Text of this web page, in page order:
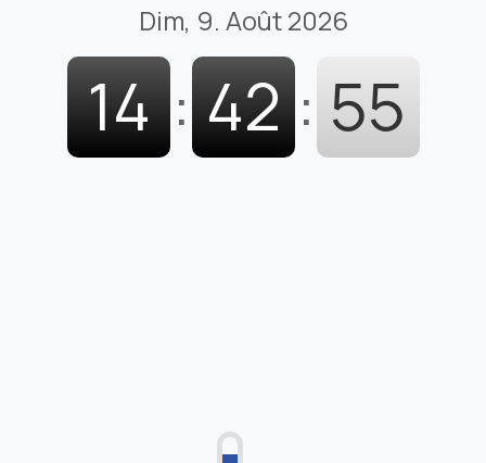
Dim, 9. Août 2026
14 : 42 : 56